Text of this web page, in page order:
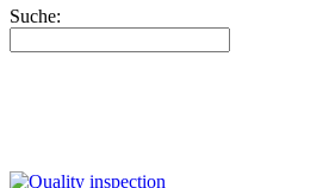
Suche: